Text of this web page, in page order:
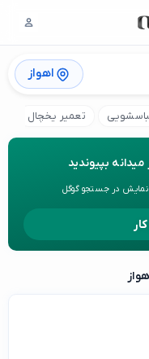
اهواز
تعمیر یخچال
بپیوندید
نمایش در جستجو گوگل